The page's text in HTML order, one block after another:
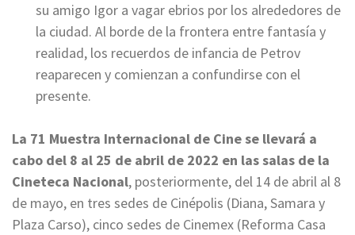
su amigo Igor a vagar ebrios por los alrededores de
la ciudad. Al borde de la frontera entre fantasía y
realidad, los recuerdos de infancia de Petrov
reaparecen y comienzan a confundirse con el
presente.
La 71 Muestra Internacional de Cine se llevará a
cabo del 8 al 25 de abril de 2022 en las salas de la
Cineteca Nacional, posteriormente, del 14 de abril al 8
de mayo, en tres sedes de Cinépolis (Diana, Samara y
Plaza Carso), cinco sedes de Cinemex (Reforma Casa